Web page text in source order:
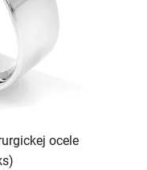
ocele